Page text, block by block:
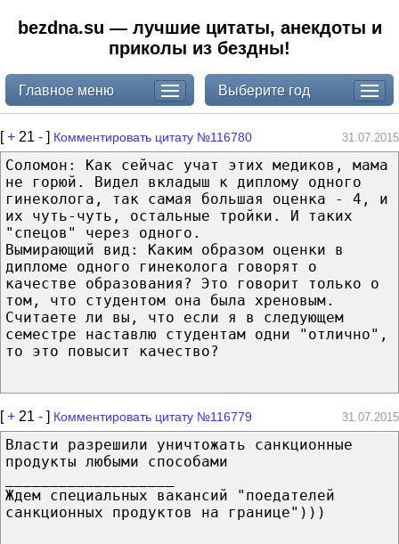
bezdna.su — лучшие цитаты, анекдоты и
приколы из бездны!
Главное меню Выберите год
[+ 21 - ] Комментировать цитату №116780 31.07.2015
Соломон: Как сейчас учат этих медиков, мама
не горюй. Видел вкладыш к диплому одного
гинеколога, так самая большая оценка - 4, и
их чуть-чуть, остальные тройки. И таких
"спецов" через одного.
Вымирающий вид: Каким образом оценки в
дипломе одного гинеколога говорят о
качестве образования? Это говорит только о
том, что студентом она была хреновым.
Считаете ли вы, что если я в следующем
семестре наставлю студентам одни "отлично",
то это повысит качество?
[+ 21 - ] Комментировать цитату №116779 31.07.2015
Власти разрешили уничтожать санкционные
продукты любыми способами
Ждем специальных вакансий "поедателей
санкционных продуктов на границе")))